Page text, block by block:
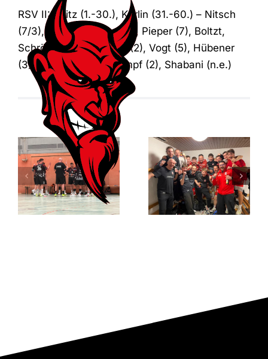
RSV II: Peitz (1.-30.), Karlin (31.-60.) – Nitsch
(7/3), Altner (3), Herr (5), Pieper (7), Boltzt,
Schröder, J. Korkowski (2), Vogt (5), Hübener
(3), Lublow (1), Kornrumpf (2), Shabani (n.e.)
Gelungener
erster Test
gegen den TV
Brechten II
RSV
Altenbögge-
Bönen II –
SGH Unna-
Massen II